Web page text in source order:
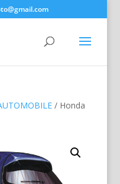
/ Honda